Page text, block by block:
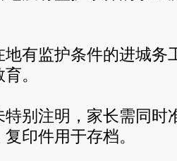
监护条件的进城务
。
注明，家长需同时
印件用于存档。